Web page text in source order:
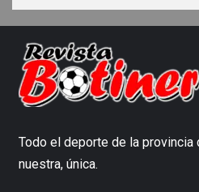
Todo el deporte de la provincia
nuestra, única.